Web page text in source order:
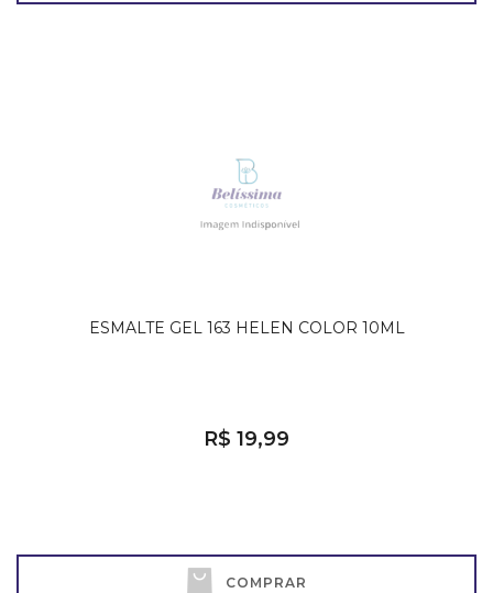
ESMALTE GEL 163 HELEN COLOR 10ML
R$ 19,99
COMPRAR